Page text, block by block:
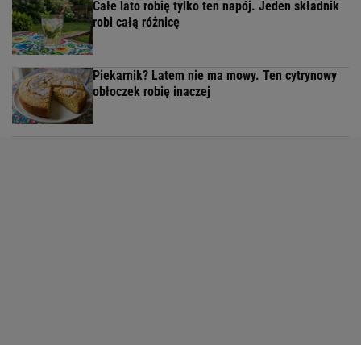
Całe lato robię tylko ten napój. Jeden składnik
robi całą różnicę
Piekarnik? Latem nie ma mowy. Ten cytrynowy
obłoczek robię inaczej